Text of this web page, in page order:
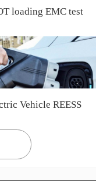
loading EMC test
Vehicle REESS